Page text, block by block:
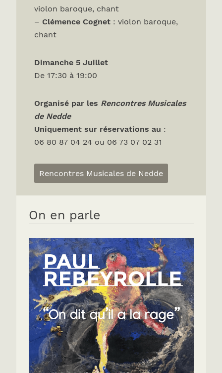
violon baroque, chant
– Clémence Cognet: violon baroque,
chant
Dimanche 5 Juillet
De 17:30 à 19:00
Organisé par les Rencontres Musicales
de Nedde
Uniquement sur réservations au :
06 80 87 04 24 ou 06 73 07 02 31
Rencontres Musicales de Nedde
On en parle